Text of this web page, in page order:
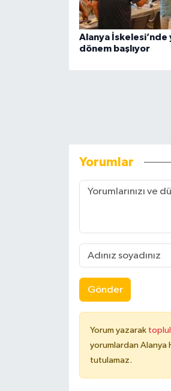
Alanya İskelesi’nde
dönem başlıyor
Yorumlar
Gönder
Yorum yazarak
yorumlardan Alanya
tutulamaz.